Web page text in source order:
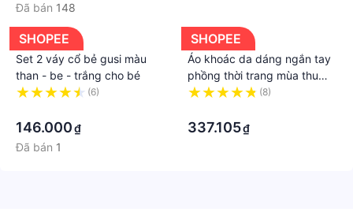
Đã bán 148
SHOPEE
Set 2 váy cổ bẻ gusi màu
than - be - trắng cho bé
(6)
146.000₫
Đã bán 1
SHOPEE
Áo khoác da dáng ngắn tay
phồng thời trang mùa thu
phong cách Hàn Quốc cho
(8)
337.105₫